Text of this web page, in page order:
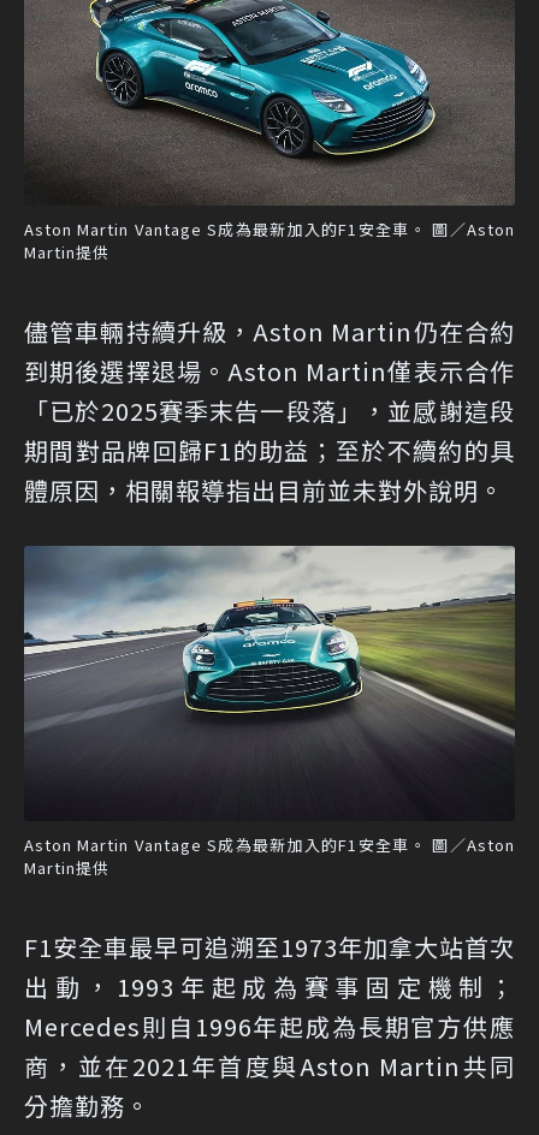
Aston Martin Vantage S成為最新加入的F1安全車。 圖／Aston
Martin提供
儘管車輛持續升級，Aston Martin仍在合約
到期後選擇退場。Aston Martin僅表示合作
「已於2025賽季末告一段落」，並感謝這段
期間對品牌回歸F1的助益；至於不續約的具
體原因，相關報導指出目前並未對外說明。
Aston Martin Vantage S成為最新加入的F1安全車。 圖／Aston
Martin提供
F1安全車最早可追溯至1973年加拿大站首次
出動，1993年起成為賽事固定機制；
Mercedes則自1996年起成為長期官方供應
商，並在2021年首度與Aston Martin共同
分擔勤務。